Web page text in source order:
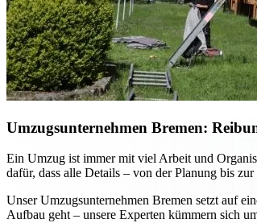
Umzugsunternehmen Bremen:
Ein Umzug ist immer mit viel Arbeit und
dafür, dass alle Details – von der Planung bis
Unser Umzugsunternehmen Bremen setzt auf
Aufbau geht – unsere Experten kümmern sich